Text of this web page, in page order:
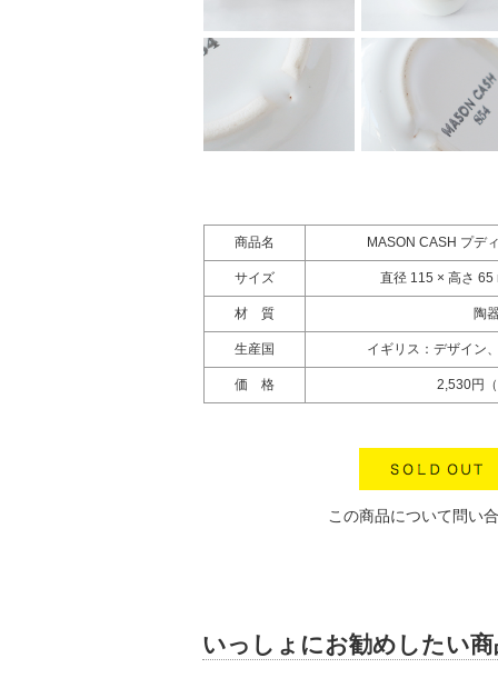
商品名 MASON CASH プデ
サイズ 直径 115 × 高さ 65
材 質 陶
生産国 イギリス：デザイン
価 格 2,530円
この商品について問い
いっしょにお勧めしたい商